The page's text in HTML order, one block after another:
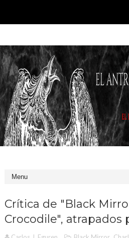
Crítica de "Black
Crocodile", atrapados